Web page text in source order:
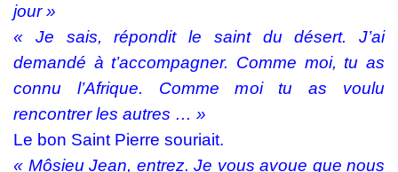
jour »
« Je sais, répondit le saint du désert. J’ai
demandé à t’accompagner. Comme moi, tu as
connu l’Afrique. Comme moi tu as voulu
rencontrer les autres … »
Le bon Saint Pierre souriait.
« Môsieu Jean, entrez. Je vous avoue que nous